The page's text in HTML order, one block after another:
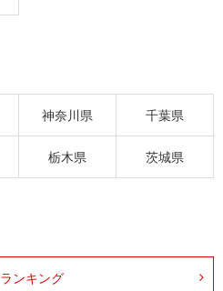
神奈川県 千葉県
栃木県 茨城県
ランキング